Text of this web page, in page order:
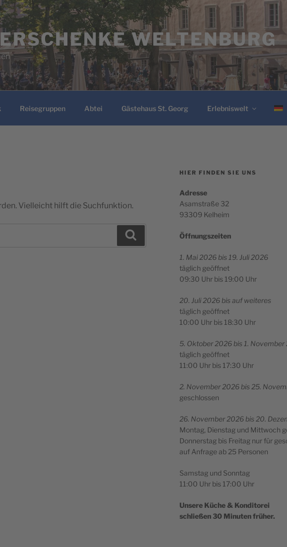
WELTENBURG
Reisegruppen Abtei Gästehaus St. Georg Erlebniswelt
Vielleicht hilft die Suchfunktion.
HIER FINDEN SIE UNS
Adres­se
Asam­stra­ße 32
93309 Kelheim
Öff­nungs­zei­ten
1. Mai 2026 bis 19. Juli 2026
täg­lich geöffnet
09:30 Uhr bis 19:00 Uhr
20. Juli 2026 bis auf weiteres
täg­lich geöffnet
10:00 Uhr bis 18:30 Uhr
5. Okto­ber 2026 bis 1. Novem­ber
täg­lich geöffnet
11:00 Uhr bis 17:30 Uhr
2. Novem­ber 2026 bis 25.
geschlossen
26. Novem­ber 2026 bis 20.
Mon­tag, Diens­tag und Mitt­woch
Don­ners­tag bis Frei­tag nur für
auf Anfra­ge ab 25 Personen
Sams­tag und Sonntag
11:00 Uhr bis 17:00 Uhr
Unse­re Küche & Konditorei
schlie­ßen 30 Minu­ten früher.